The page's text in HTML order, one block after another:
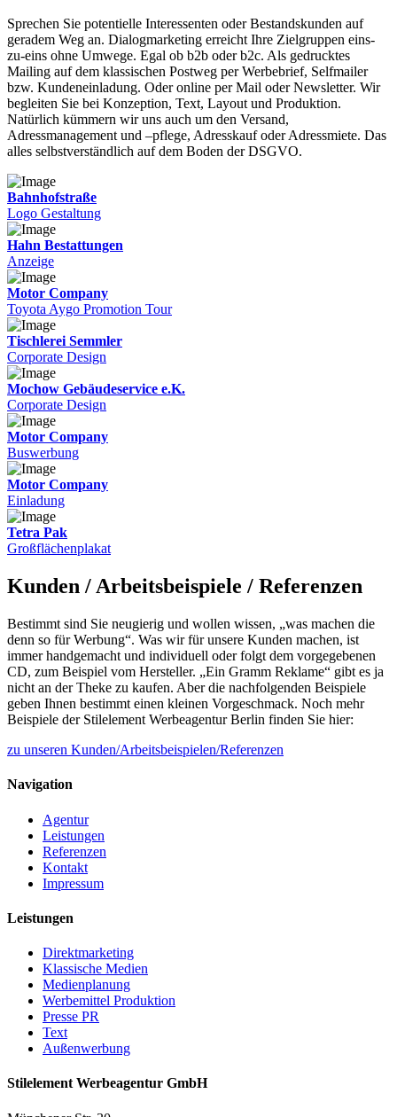
Sprechen Sie potentielle Interessenten oder Bestandskunden auf
geradem Weg an. Dialogmarketing erreicht Ihre Zielgruppen eins-
zu-eins ohne Umwege. Egal ob b2b oder b2c. Als gedrucktes
Mailing auf dem klassischen Postweg per Werbebrief, Selfmailer
bzw. Kundeneinladung. Oder online per Mail oder Newsletter. Wir
begleiten Sie bei Konzeption, Text, Layout und Produktion.
Natürlich kümmern wir uns auch um den Versand,
Adressmanagement und –pflege, Adresskauf oder Adressmiete. Das
alles selbstverständlich auf dem Boden der DSGVO.
Bahnhofstraße
Logo Gestaltung
Hahn Bestattungen
Anzeige
Motor Company
Toyota Aygo Promotion Tour
Tischlerei Semmler
Corporate Design
Mochow Gebäudeservice e.K.
Corporate Design
Motor Company
Buswerbung
Motor Company
Einladung
Tetra Pak
Großflächenplakat
Kunden / Arbeitsbeispiele / Referenzen
Bestimmt sind Sie neugierig und wollen wissen, „was machen die
denn so für Werbung“. Was wir für unsere Kunden machen, ist
immer handgemacht und individuell oder folgt dem vorgegebenen
CD, zum Beispiel vom Hersteller. „Ein Gramm Reklame“ gibt es ja
nicht an der Theke zu kaufen. Aber die nachfolgenden Beispiele
geben Ihnen bestimmt einen kleinen Vorgeschmack. Noch mehr
Beispiele der Stilelement Werbeagentur Berlin finden Sie hier:
zu unseren Kunden/Arbeitsbeispielen/Referenzen
Navigation
Agentur
Leistungen
Referenzen
Kontakt
Impressum
Leistungen
Direktmarketing
Klassische Medien
Medienplanung
Werbemittel Produktion
Presse PR
Text
Außenwerbung
Stilelement Werbeagentur GmbH